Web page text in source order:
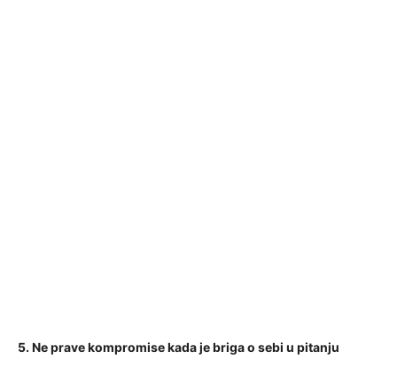
5. Ne prave kompromise kada je briga o sebi u pitanju